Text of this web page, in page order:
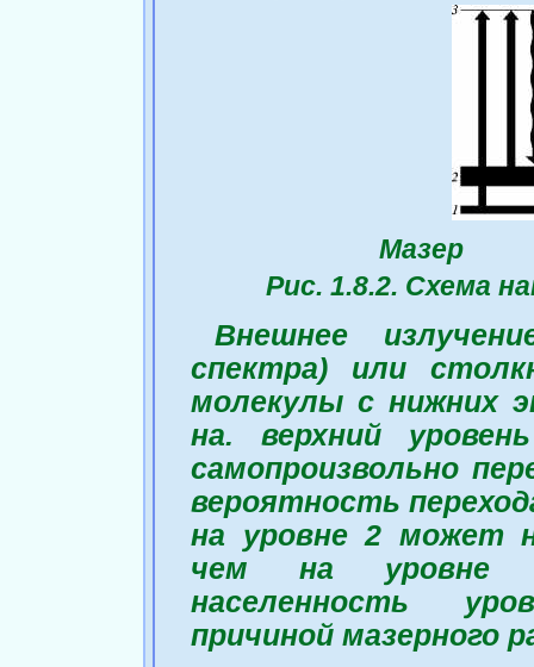
Мазер
Рис. 1.8.2. Схема
Внешнее
спектра) или
молекулы с нижних
на. верхний
самопроизвольно
вероятность
на уровне 2 может
чем на уровне
населенность
причиной мазерного